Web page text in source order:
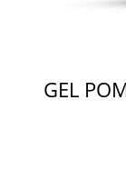
GEL